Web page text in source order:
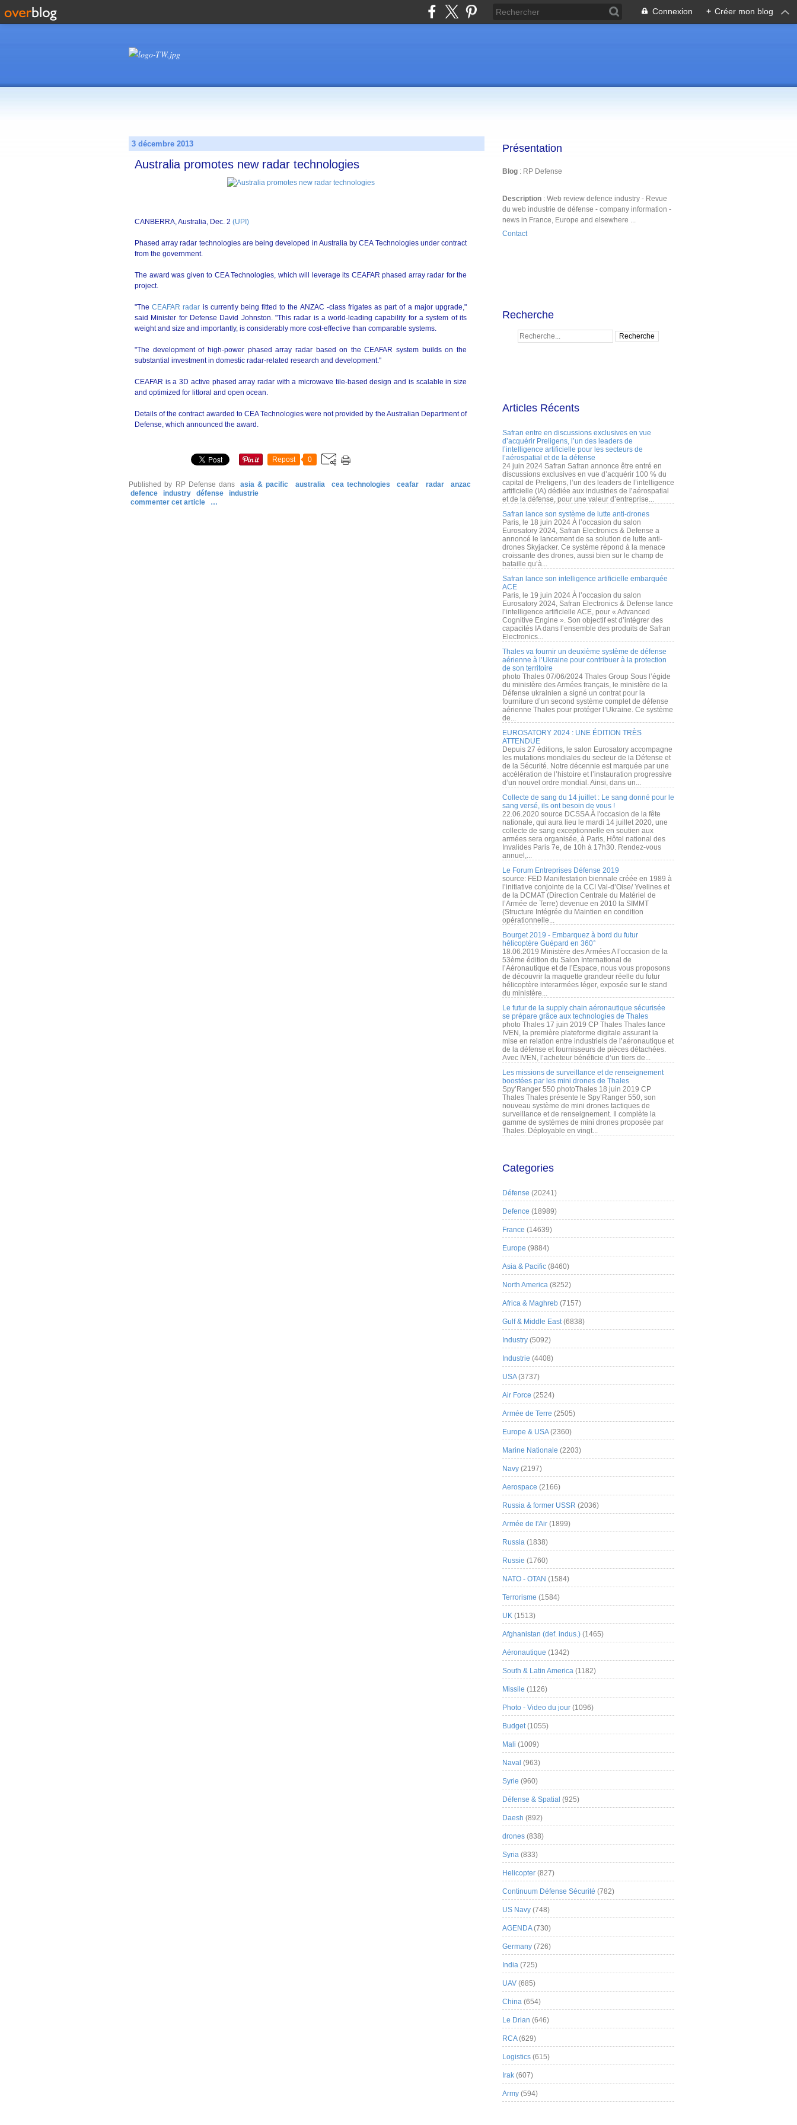
Connexion + Créer mon blog
3 décembre 2013
Australia promotes new radar technologies
CANBERRA, Australia, Dec. 2 (UPI)
Phased array radar technologies are being developed in Australia by CEA Technologies under contract
from the government.
The award was given to CEA Technologies, which will leverage its CEAFAR phased array radar for the
project.
"TheCEAFAR radar is currently being fitted to the ANZAC -class frigates as part of a major upgrade,"
said Minister for Defense David Johnston. "This radar is a world-leading capability for a system of its
weight and size and importantly, is considerably more cost-effective than comparable systems.
"The development of high-power phased array radar based on the CEAFAR system builds on the
substantial investment in domestic radar-related research and development."
CEAFAR is a 3D active phased array radar with a microwave tile-based design and is scalable in size
and optimized for littoral and open ocean.
Details of the contract awarded to CEA Technologies were not provided by the Australian Department of
Defense, which announced the award.
Repost 0
Published by RP Defense dans asia & pacific australia cea technologies ceafar radar
anzac
defence
industry défense
industrie
commenter cet article
…
Présentation
Blog : RP Defense
Description : Web review defence industry - Revue
du web industrie de défense - company information -
news in France, Europe and elsewhere ...
Contact
Recherche
Articles Récents
Safran entre en discussions exclusives en vue
d’acquérir Preligens, l’un des leaders de
l’intelligence artificielle pour les secteurs de
l’aérospatial et de la défense
24 juin 2024 Safran Safran annonce être entré en
discussions exclusives en vue d’acquérir 100 % du
capital de Preligens, l’un des leaders de l’intelligence
artificielle (IA) dédiée aux industries de l’aérospatial
et de la défense, pour une valeur d’entreprise...
Safran lance son système de lutte anti-drones
Paris, le 18 juin 2024 À l’occasion du salon
Eurosatory 2024, Safran Electronics & Defense a
annoncé le lancement de sa solution de lutte anti-
drones Skyjacker. Ce système répond à la menace
croissante des drones, aussi bien sur le champ de
bataille qu’à...
Safran lance son intelligence artificielle embarquée
ACE
Paris, le 19 juin 2024 À l’occasion du salon
Eurosatory 2024, Safran Electronics & Defense lance
l’intelligence artificielle ACE, pour « Advanced
Cognitive Engine ». Son objectif est d’intégrer des
capacités IA dans l’ensemble des produits de Safran
Electronics...
Thales va fournir un deuxième système de défense
aérienne à l’Ukraine pour contribuer à la protection
de son territoire
photo Thales 07/06/2024 Thales Group Sous l’égide
du ministère des Armées français, le ministère de la
Défense ukrainien a signé un contrat pour la
fourniture d’un second système complet de défense
aérienne Thales pour protéger l’Ukraine. Ce système
de...
EUROSATORY 2024 : UNE ÉDITION TRÈS
ATTENDUE
Depuis 27 éditions, le salon Eurosatory accompagne
les mutations mondiales du secteur de la Défense et
de la Sécurité. Notre décennie est marquée par une
accélération de l’histoire et l’instauration progressive
d’un nouvel ordre mondial. Ainsi, dans un...
Collecte de sang du 14 juillet : Le sang donné pour le
sang versé, ils ont besoin de vous !
22.06.2020 source DCSSA À l'occasion de la fête
nationale, qui aura lieu le mardi 14 juillet 2020, une
collecte de sang exceptionnelle en soutien aux
armées sera organisée, à Paris, Hôtel national des
Invalides Paris 7e, de 10h à 17h30. Rendez-vous
annuel,...
Le Forum Entreprises Défense 2019
source: FED Manifestation biennale créée en 1989 à
l’initiative conjointe de la CCI Val-d’Oise/ Yvelines et
de la DCMAT (Direction Centrale du Matériel de
l’Armée de Terre) devenue en 2010 la SIMMT
(Structure Intégrée du Maintien en condition
opérationnelle...
Bourget 2019 - Embarquez à bord du futur
hélicoptère Guépard en 360°
18.06.2019 Ministère des Armées A l’occasion de la
53ème édition du Salon International de
l’Aéronautique et de l’Espace, nous vous proposons
de découvrir la maquette grandeur réelle du futur
hélicoptère interarmées léger, exposée sur le stand
du ministère...
Le futur de la supply chain aéronautique sécurisée
se prépare grâce aux technologies de Thales
photo Thales 17 juin 2019 CP Thales Thales lance
IVEN, la première plateforme digitale assurant la
mise en relation entre industriels de l’aéronautique et
de la défense et fournisseurs de pièces détachées.
Avec IVEN, l’acheteur bénéficie d’un tiers de...
Les missions de surveillance et de renseignement
boostées par les mini drones de Thales
Spy’Ranger 550 photoThales 18 juin 2019 CP
Thales Thales présente le Spy’Ranger 550, son
nouveau système de mini drones tactiques de
surveillance et de renseignement. Il complète la
gamme de systèmes de mini drones proposée par
Thales. Déployable en vingt...
Categories
Défense (20241)
Defence (18989)
France (14639)
Europe (9884)
Asia & Pacific (8460)
North America (8252)
Africa & Maghreb (7157)
Gulf & Middle East(6838)
Industry (5092)
Industrie (4408)
USA(3737)
Air Force (2524)
Armée de Terre (2505)
Europe & USA(2360)
Marine Nationale (2203)
Navy (2197)
Aerospace (2166)
Russia & former USSR (2036)
Armée de l'Air (1899)
Russia (1838)
Russie (1760)
NATO - OTAN (1584)
Terrorisme (1584)
UK (1513)
Afghanistan (def. indus.) (1465)
Aéronautique (1342)
South & Latin America (1182)
Missile (1126)
Photo - Video du jour (1096)
Budget(1055)
Mali (1009)
Naval (963)
Syrie (960)
Défense & Spatial (925)
Daesh (892)
drones (838)
Syria (833)
Helicopter (827)
Continuum Défense Sécurité (782)
US Navy (748)
AGENDA(730)
Germany (726)
India (725)
UAV (685)
China (654)
Le Drian (646)
RCA(629)
Logistics (615)
Irak (607)
Army (594)